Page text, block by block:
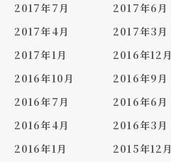
2017年7月
2017年6月
2017年4月
2017年3月
2017年1月
2016年12月
2016年10月
2016年9月
2016年7月
2016年6月
2016年4月
2016年3月
2016年1月
2015年12月